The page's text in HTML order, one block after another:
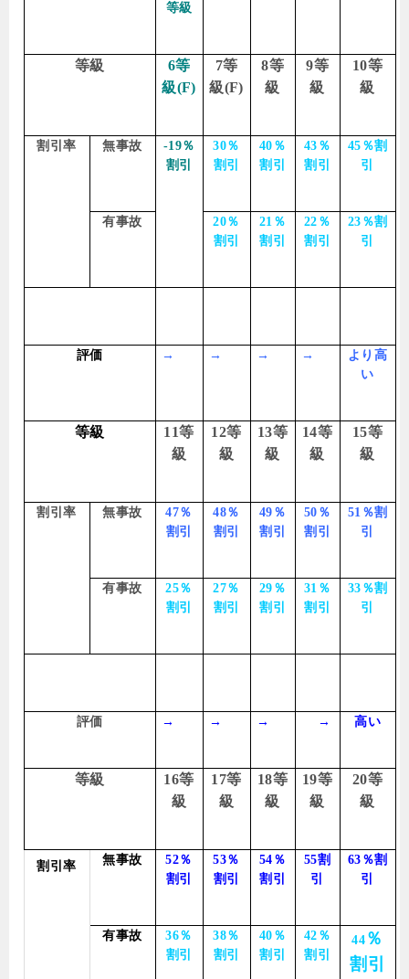
等級
等級 6等
級(F)
7等
級(F)
8等
級
9等
級
10等
級
割引率 無事故 -19％
割引
30％
割引
40 ％
割引
43 ％
割引
45 ％割
引
有事故 20％
割引
21 ％
割引
22 ％
割引
23 ％割
引
評価 → → → →
より高
い
等級 11等
級
12等
級
13等
級
14等
級
15等
級
割引率 無事故 47％
割引
48％
割引
49 ％
割引
50 ％
割引
51 ％割
引
有事故 25％
割引
27％
割引
29 ％
割引
31 ％
割引
33 ％割
引
評価 → → → → 高い
等級 16等
級
17等
級
18等
級
19等
級
20等
級
割引率 無事故 52％
割引
53％
割引
54 ％
割引
55割
引
63 ％割
引
有事故 36％
割引
38％
割引
40 ％
割引
42 ％
割引
44 ％
割引